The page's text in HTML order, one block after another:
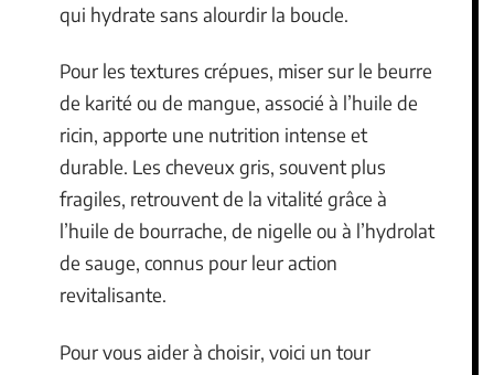
qui hydrate sans alourdir la boucle.
Pour les textures crépues, miser sur le beurre
de karité ou de mangue, associé à l’huile de
ricin, apporte une nutrition intense et
durable. Les cheveux gris, souvent plus
fragiles, retrouvent de la vitalité grâce à
l’huile de bourrache, de nigelle ou à l’hydrolat
de sauge, connus pour leur action
revitalisante.
Pour vous aider à choisir, voici un tour